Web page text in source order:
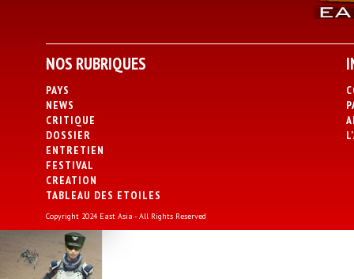
NOS RUBRIQUES
PAYS
NEWS
CRITIQUE
DOSSIER
ENTRETIEN
FESTIVAL
CREATION
TABLEAU DES ETOILES
Copyright 2024 East Asia - All Rights Reserved